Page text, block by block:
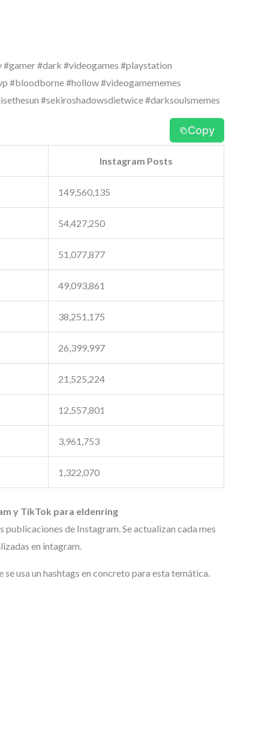
#dark #videogames #playstation
#bloodborne #hollow #videogamememes
#sekiroshadowsdietwice #darksoulsmemes
Copy
Instagram Posts
149,560,135
54,427,250
51,077,877
49,093,861
38,251,175
26,399,997
21,525,224
12,557,801
3,961,753
1,322,070
y TikTok para eldenring
publicaciones de Instagram. Se actualizan cada mes
en intagram.
usa un hashtags en concreto para esta temática.